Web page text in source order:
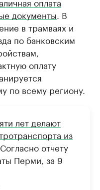
документы. В
в трамваях и
по банковским
оплату
по всему региону.
лет делают
из
отчету
Перми, за 9